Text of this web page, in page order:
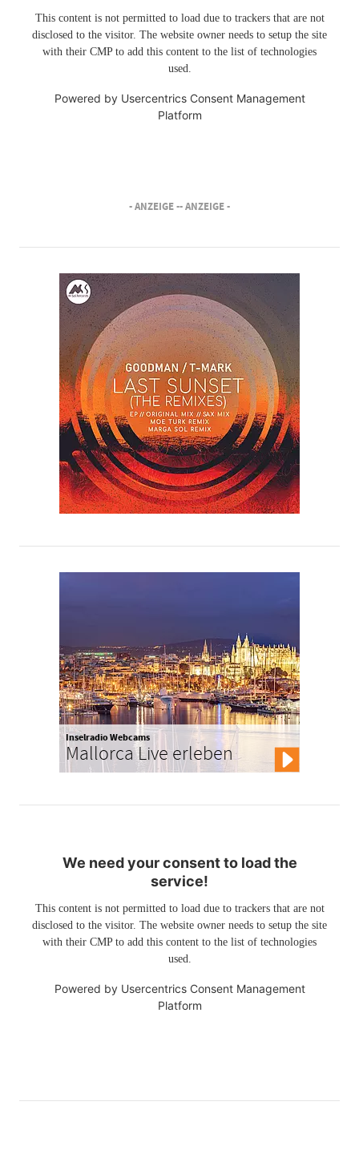
This content is not permitted to load due to trackers that are not
disclosed to the visitor. The website owner needs to setup the site
with their CMP to add this content to the list of technologies
used.
Powered by Usercentrics Consent Management
Platform
- ANZEIGE -- ANZEIGE -
Inselradio Webcams
Mallorca Live erleben
We need your consent to load the
service!
This content is not permitted to load due to trackers that are not
disclosed to the visitor. The website owner needs to setup the site
with their CMP to add this content to the list of technologies
used.
Powered by Usercentrics Consent Management
Platform